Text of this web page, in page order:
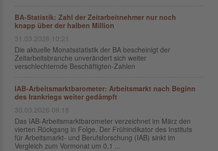
BA-Statistik: Zahl der Zeitarbeitnehmer nur noch
knapp über der halben Million
31.03.2026 10:21
Die aktuelle Monatsstatistik der BA bescheinigt der
Zeitarbeitsbranche unverändert sich weiter
verschlechternde Beschäftigten-Zahlen
IAB-Arbeitsmarktbarometer: Arbeitsmarkt nach Beginn
des Irankriegs weiter gedämpft
30.03.2026 09:18
Das IAB-Arbeitsmarktbarometer verzeichnet im März den
vierten Rückgang in Folge. Der Frühindikator des Instituts
für Arbeitsmarkt- und Berufsforschung (IAB) sinkt im
Vergleich zum Vormonat um 0,1 ...